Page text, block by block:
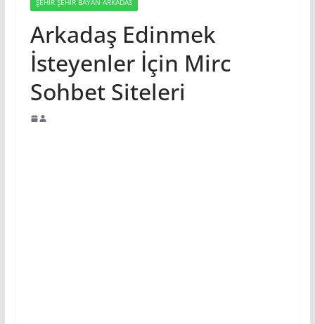
Arkadaş Edinmek
İsteyenler İçin Mirc
Sohbet Siteleri